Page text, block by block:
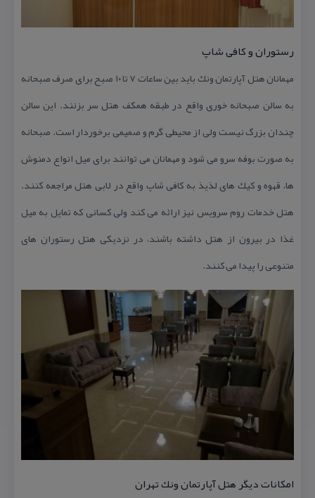
رستوران و كافی شاپ
مهمانان هتل آپارتمان ونك باید بین ساعات ۷ تا ۱۰ صبح برای صرف صبحانه
به سالن صبحانه خوری واقع در طبقه همكف هتل سر بزنند. این سالن
چندان بزرگ نیست ولی از محیطی گرم و صمیمی برخوردار است. صبحانه
به صورت بوفه سرو می شود و مهمانان می توانند برای میل انواع دمنوش
ها، قهوه و كیك های لذیذ به كافی شاپ واقع در لابی هتل مراجعه كنند.
هتل خدمات روم سرویس نیز ارائه می كند ولی كسانی كه تمایل به میل
غذا در بیرون از هتل داشته باشند، در نزدیكی هتل رستوران های
متنوعی را پیدا می كنند.
امكانات دیگر هتل آپارتمان ونك تهران